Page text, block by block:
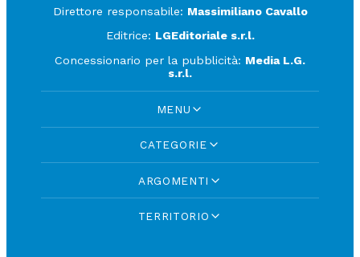
Direttore responsabile: Massimiliano Cavallo
Editrice: LGEditoriale s.r.l.
Concessionario per la pubblicità: Media L.G.
s.r.l.
MENU
CATEGORIE
ARGOMENTI
TERRITORIO